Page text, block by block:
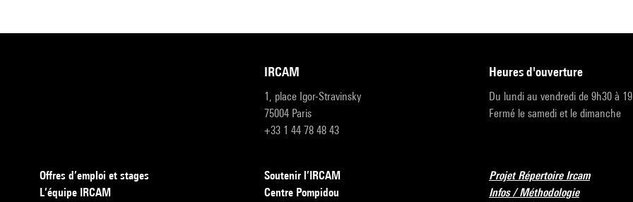
IRCAM
1, place Igor-Stravinsky
75004 Paris
+33 1 44 78 48 43
heures d'ouverture
Du lundi au vendredi de 9h30 à
Fermé le samedi et le dimanche
Offres d’emploi et stages
L’équipe IRCAM
Soutenir l’IRCAM
Centre Pompidou
Projet Répertoire Ircam
Infos / Méthodologie